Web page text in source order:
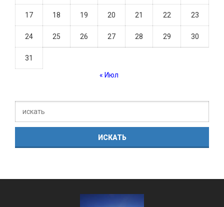
17 18 19 20 21 22 23
24 25 26 27 28 29 30
31
« Июл